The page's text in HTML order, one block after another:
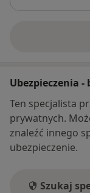
Ubezpieczenia
Ten specjalista
prywatnych.
znaleźć innego
ubezpieczenie.
Szukaj